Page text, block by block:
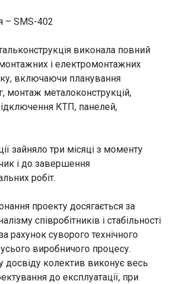
– SMS-402
виконала повний
і електромонтажних
включаючи планування
монтаж металоконструкцій,
КТП, панелей,
зайняло три місяці з моменту
і до завершення
робіт.
проекту досягається за
співробітників і стабільності
рахунок суворого технічного
виробничого процесу.
колектив виконує весь
до експлуатації, при